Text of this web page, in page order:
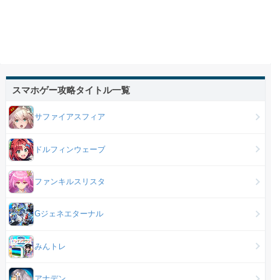
スマホゲー攻略タイトル一覧
サファイアスフィア
ドルフィンウェーブ
ファンキルスリスタ
Gジェネエターナル
みんトレ